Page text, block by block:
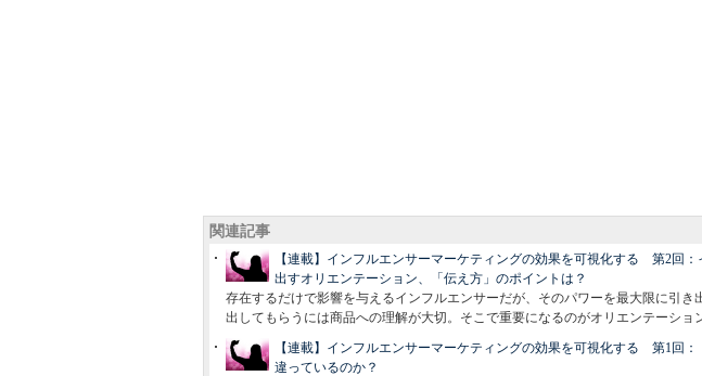
関連記事
【連載】インフルエンサーマーケティングの効果を可視化する 第2回
出すオリエンテーション、「伝え方」のポイントは？
存在するだけで影響を与えるインフルエンサーだが、そのパワーを最大限に引き
出してもらうには商品への理解が大切。そこで重要になるのがオリエンテーショ
【連載】インフルエンサーマーケティングの効果を可視化する 第1回
違っているのか？